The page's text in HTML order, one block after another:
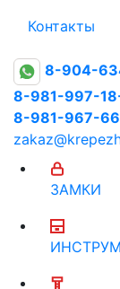
Контакты
8-904-
8-981-997-
8-981-967-
ЗАМКИ